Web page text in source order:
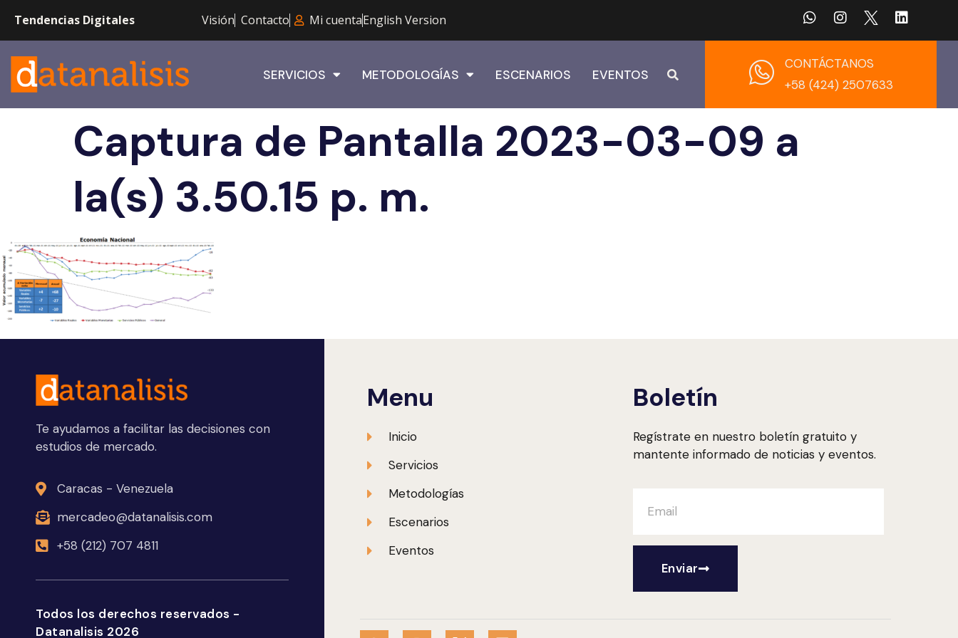
Tendencias Digitales Visión Contacto Mi cuentaEnglish Version
SERVICIOS METODOLOGÍAS ESCENARIOS EVENTOS
CONTÁCTANOS
+58 (424) 2507633
Captura de Pantalla 2023-03-09 a
la(s) 3.50.15 p. m.
Te ayudamos a facilitar las decisiones con
estudios de mercado.
Caracas - Venezuela
mercadeo@datanalisis.com
+58 (212) 707 4811
Todos los derechos reservados -
Datanalisis 2026
Menu
Inicio
Servicios
Metodologías
Escenarios
Eventos
Boletín
Regístrate en nuestro boletín gratuito y
mantente informado de noticias y eventos.
Enviar